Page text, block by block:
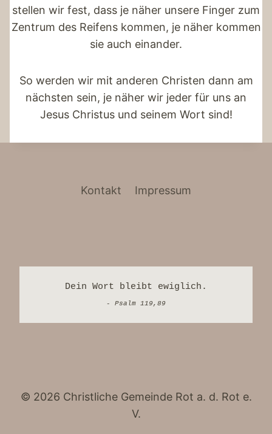
stellen wir fest, dass je näher unsere Finger zum
Zentrum des Reifens kommen, je näher kommen
sie auch einander.
So werden wir mit anderen Christen dann am
nächsten sein, je näher wir jeder für uns an
Jesus Christus und seinem Wort sind!
Kontakt Impressum
Dein Wort bleibt ewiglich.
- Psalm 119,89
© 2026 Christliche Gemeinde Rot a. d. Rot e.
V.